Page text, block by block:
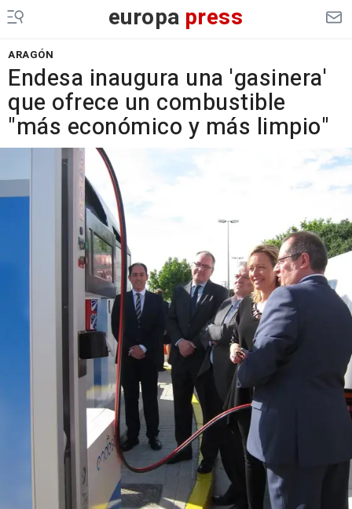
europa press
ARAGÓN
Endesa inaugura una 'gasinera'
que ofrece un combustible
"más económico y más limpio"